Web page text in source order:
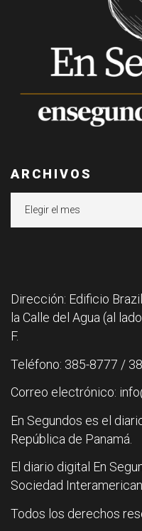
ARCHIVOS
Dirección: Edificio
la Calle del Agua (al
F.
Teléfono: 385-8777 /
Correo electrónico:
En Segundos es el
República de Panamá.
El diario digital En
Sociedad
Todos los derechos